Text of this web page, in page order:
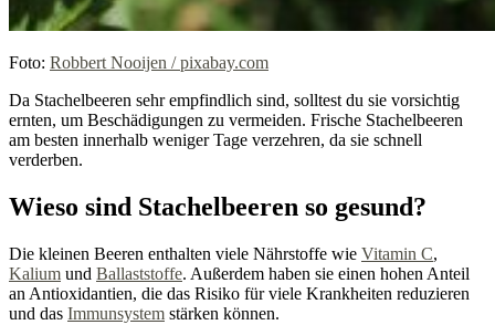
Foto: Robbert Nooijen / pixabay.com
Da Stachelbeeren sehr empfindlich sind, solltest du sie vorsichtig
ernten, um Beschädigungen zu vermeiden. Frische Stachelbeeren
am besten innerhalb weniger Tage verzehren, da sie schnell
verderben.
Wieso sind Stachelbeeren so gesund?
Die kleinen Beeren enthalten viele Nährstoffe wie Vitamin C,
Kalium und Ballaststoffe. Außerdem haben sie einen hohen Anteil
an Antioxidantien, die das Risiko für viele Krankheiten reduzieren
und das Immunsystem stärken können.